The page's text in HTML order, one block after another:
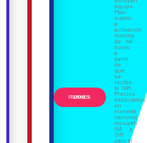
VER TODOS LOS PLANES
equipo.
Plan
sujeto
a
activación
mínima
de 48
horas
a
partir
de
que
se
recibe
la SIM.
Precios
estipulados
en
moneda
nacional,
incluyen
IVA y
SIM
para el